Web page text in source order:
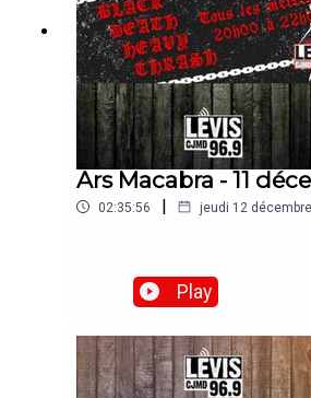
Ars Macabra - 11
02:35:56 | jeudi 12
Play